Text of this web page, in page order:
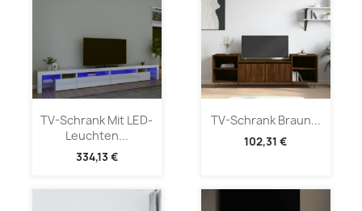
TV-Schrank Mit LED-
Leuchten...
334,13 €
TV-Schrank Braun...
102,31 €